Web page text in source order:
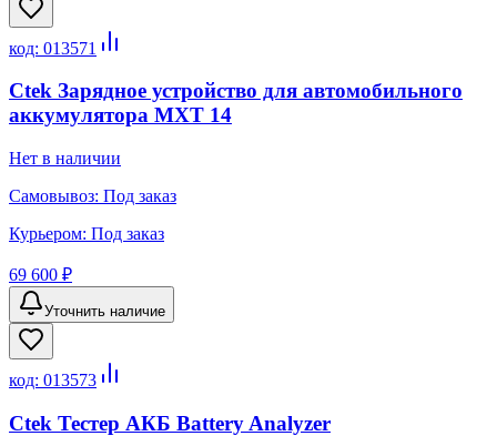
код: 013571
Ctek Зарядное устройство для автомобильного
аккумулятора MXT 14
Нет в наличии
Самовывоз: Под заказ
Курьером: Под заказ
69 600 ₽
Уточнить наличие
код: 013573
Ctek Тестер АКБ Battery Analyzer